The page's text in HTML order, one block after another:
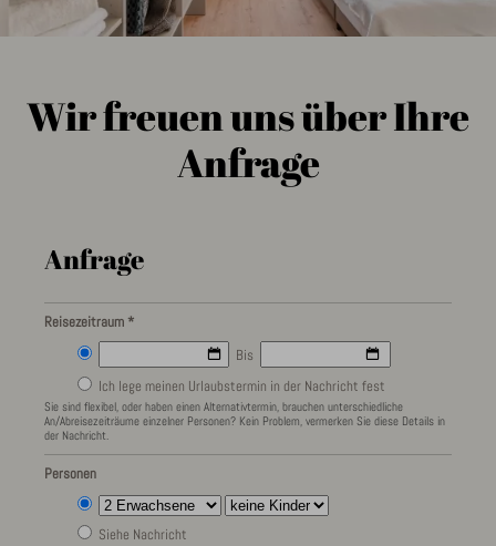
Wir freuen uns über Ihre
Anfrage
Anfrage
Reisezeitraum *
Bis
Ich lege meinen Urlaubstermin in der Nachricht fest
Sie sind flexibel, oder haben einen Alternativtermin, brauchen unterschiedliche
An/Abreisezeiträume einzelner Personen? Kein Problem, vermerken Sie diese Details in
der Nachricht.
Personen
Siehe Nachricht